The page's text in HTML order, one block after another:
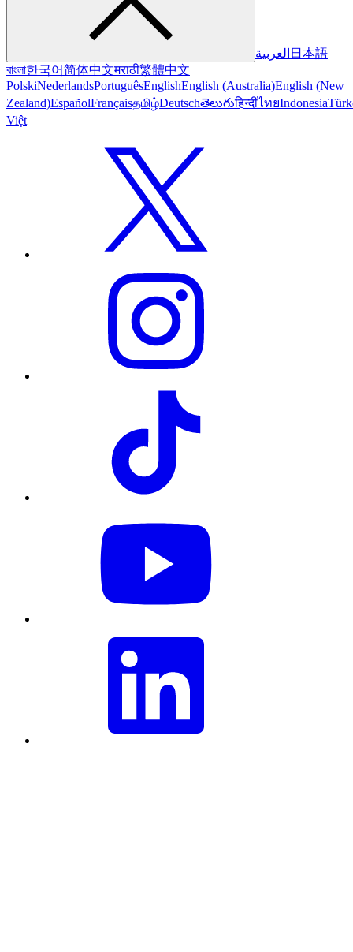
العربية 日本語
বাংলা한국어简体中文मराठी繁體中文
PolskiNederlandsPortuguêsEnglishEnglish (Australia)English (New
Zealand)EspañolFrançaisதமிழ்Deutschతెలుగుहिन्दीไทยIndonesia
Việt